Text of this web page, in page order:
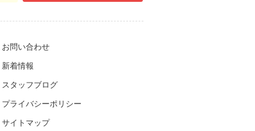
お問い合わせ
新着情報
スタッフブログ
プライバシーポリシー
サイトマップ